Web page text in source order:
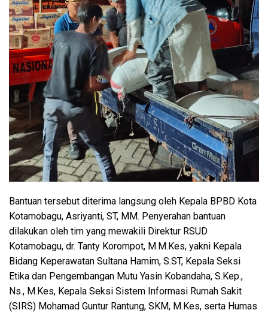
Bantuan tersebut diterima langsung oleh Kepala BPBD Kota
Kotamobagu, Asriyanti, ST, MM. Penyerahan bantuan
dilakukan oleh tim yang mewakili Direktur RSUD
Kotamobagu, dr. Tanty Korompot, M.M.Kes, yakni Kepala
Bidang Keperawatan Sultana Hamim, S.ST, Kepala Seksi
Etika dan Pengembangan Mutu Yasin Kobandaha, S.Kep.,
Ns., M.Kes, Kepala Seksi Sistem Informasi Rumah Sakit
(SIRS) Mohamad Guntur Rantung, SKM, M.Kes, serta Humas